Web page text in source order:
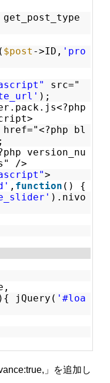
$post ->ID, 'pro
src="
);
href="<?php bl
version_nu
/>
>
, function () {
).nivo
jQuery( '#loa
」を追加し